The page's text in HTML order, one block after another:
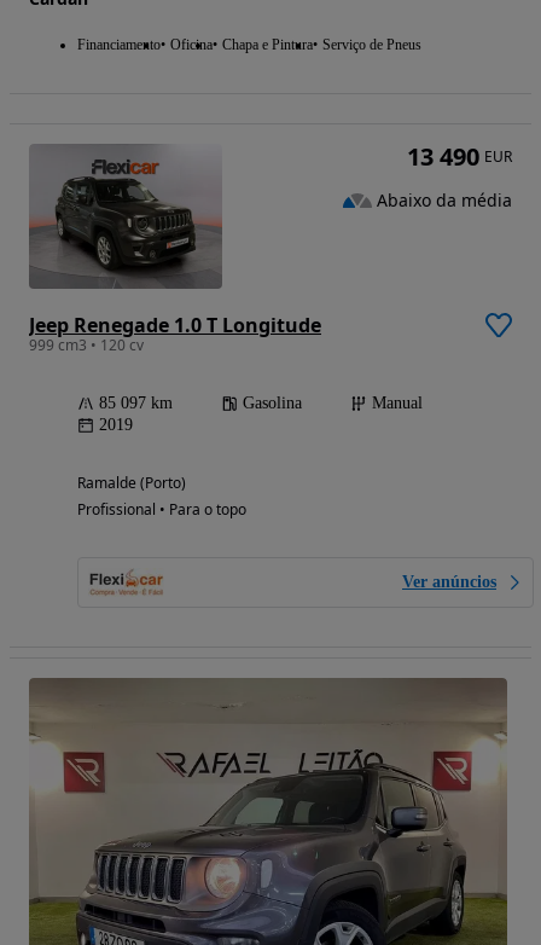
Financiamento Oficina Chapa e Pintura Serviço de Pneus
Jeep Renegade 1.0 T Longitude
999 cm3 • 120 cv
85 097 km Gasolina
Manual
2019
Ramalde (Porto)
Profissional • Para o topo
Ver anúncios
13 490 EUR
Abaixo da média